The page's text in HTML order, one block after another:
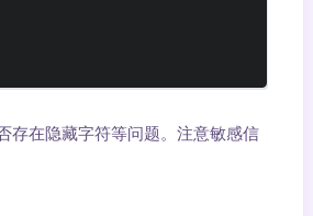
存在隐藏字符等问题。注意敏感信